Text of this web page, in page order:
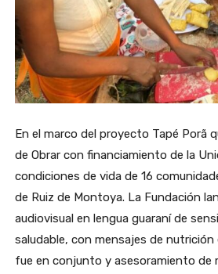
En el marco del proyecto Tapé Porã
de Obrar con financiamiento de la
condiciones de vida de 16
de Ruiz de Montoya. La Fundación
audiovisual en lengua guaraní de
saludable, con mensajes de
fue en conjunto y asesoramiento de